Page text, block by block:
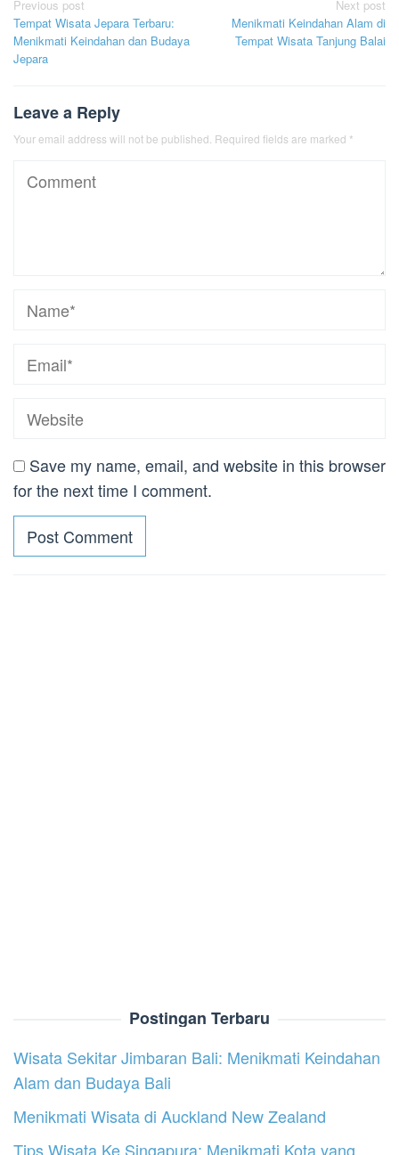
Post
navigation
Previous post
Tempat Wisata Jepara Terbaru:
Menikmati Keindahan dan Budaya
Jepara
Next post
Menikmati Keindahan Alam di
Tempat Wisata Tanjung Balai
Leave a Reply
Your email address will not be published. Required fields are marked *
Save my name, email, and website in this browser
for the next time I comment.
Postingan Terbaru
Wisata Sekitar Jimbaran Bali: Menikmati Keindahan
Alam dan Budaya Bali
Menikmati Wisata di Auckland New Zealand
Tips Wisata Ke Singapura: Menikmati Kota yang